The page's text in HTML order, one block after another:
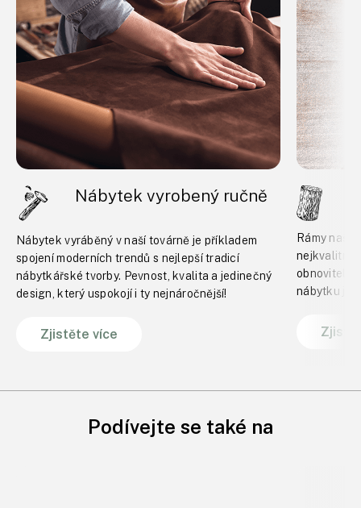
Nábytek vyrobený ručně
Nábytek vyráběný v naší továrně je příkladem
spojení moderních trendů s nejlepší tradicí
nábytkářské tvorby. Pevnost, kvalita a jedinečný
design, který uspokojí i ty nejnáročnější!
Zjistěte více
Rámy
nábytku je
Podívejte se také na